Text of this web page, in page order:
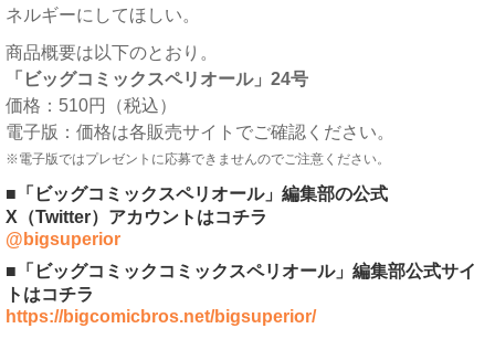
ネルギーにしてほしい。
商品概要は以下のとおり。
「ビッグコミックスペリオール」24号
価格：510円（税込）
電子版：価格は各販売サイトでご確認ください。
※電子版ではプレゼントに応募できませんのでご注意ください。
■「ビッグコミックスペリオール」編集部の公式
X（Twitter）アカウントはコチラ
@bigsuperior
■「ビッグコミックコミックスペリオール」編集部公式サイ
トはコチラ
https://bigcomicbros.net/bigsuperior/